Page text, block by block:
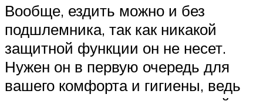
Вообще, ездить можно и без
подшлемника, так как никакой
защитной функции он не несет.
Нужен он в первую очередь для
вашего комфорта и гигиены, ведь